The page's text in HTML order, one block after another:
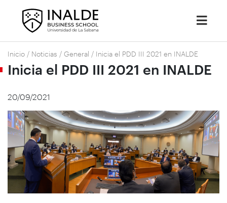
Inicio / Noticias / General / Inicia el PDD III 2021 en INALDE
Inicia el PDD III 2021 en INALDE
20/09/2021